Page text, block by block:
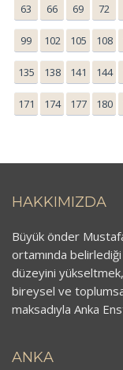
63 66 69 72
99 102 105 108
135 138 141 144
171 174 177 180
HAKKIMIZDA
Büyük önder
ortamında
düzeyini
bireysel ve
maksadıyla Anka
ANKA